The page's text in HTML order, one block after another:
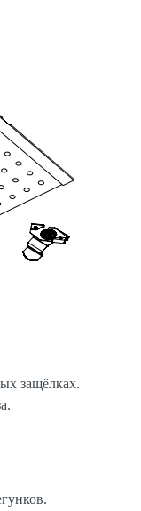
защёлках.